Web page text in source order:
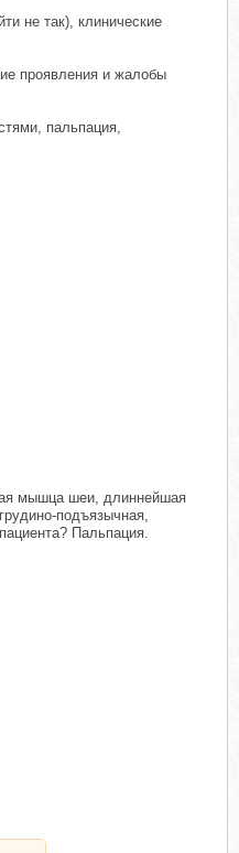
не так), клинические
проявления и жалобы
пальпация,
мышца шеи, длиннейшая
подъязычная,
Пальпация.